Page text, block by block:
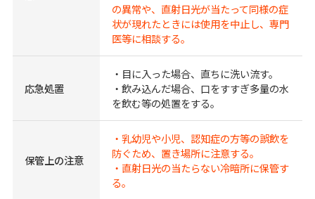
の異常や、直射日光が当たって同様の症
状が現れたときには使用を中止し、専門
医等に相談する。
応急処置
・目に入った場合、直ちに洗い流す。
・飲み込んだ場合、口をすすぎ多量の水
を飲む等の処置をする。
保管上の注意
・乳幼児や小児、認知症の方等の誤飲を
防ぐため、置き場所に注意する。
・直射日光の当たらない冷暗所に保管す
る。